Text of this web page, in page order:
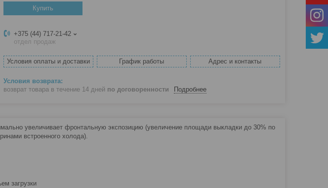
Купить
+375 (44) 717-21-42
отдел продаж
Условия оплаты и доставки График работы Адрес и контакты
возврат товара в течение 14 дней по договоренности Подробнее
увеличивает фронтальную экспозицию (увеличение площади выкладки до 30% по
встроенного холода).
загрузки